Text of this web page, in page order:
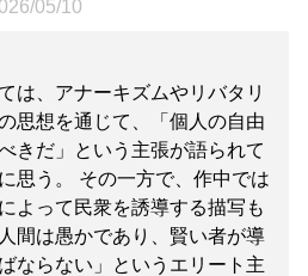
05/10
は、アナーキズムやリバタリ
思想を通じて、「個人の自由
きだ」という主張が語られて
思う。 その一方で、作中では
よって民衆を誘導する描写も
間は愚かであり、賢い者が導
ならない」というエリート主